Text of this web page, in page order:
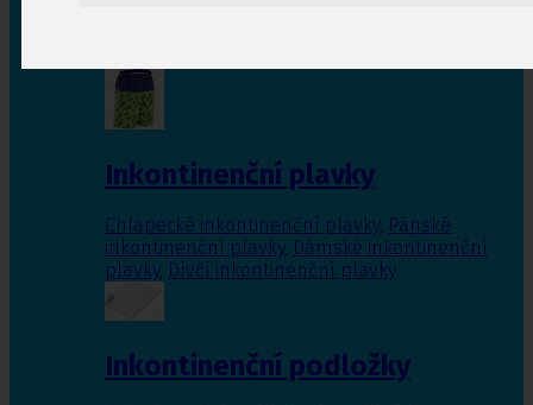
Inkontinenční plavky
Chlapecké inkontinenční plavky, Pánské
inkontinenční plavky, Dámské inkontinenční
plavky, Dívčí inkontinenční plavky
Inkontinenční podložky